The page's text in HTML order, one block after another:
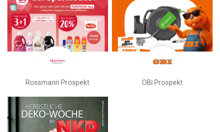
Rossmann Prospekt OBI Prospekt